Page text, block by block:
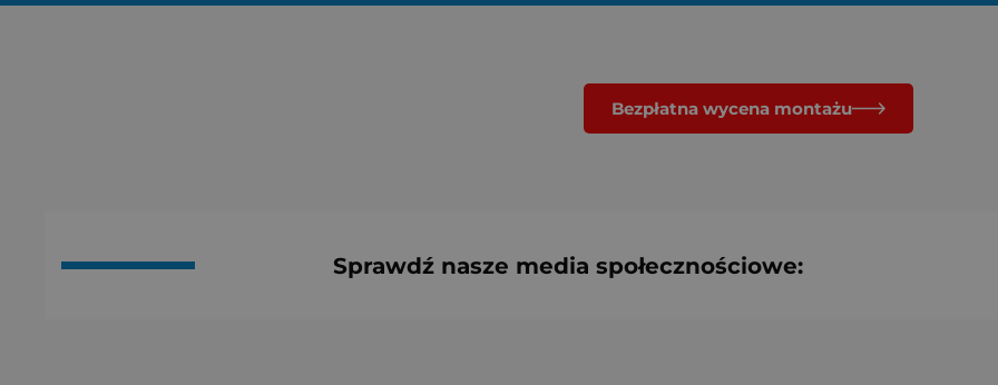
Bezpłatna wycena montażu
Sprawdź nasze media społecznościowe: